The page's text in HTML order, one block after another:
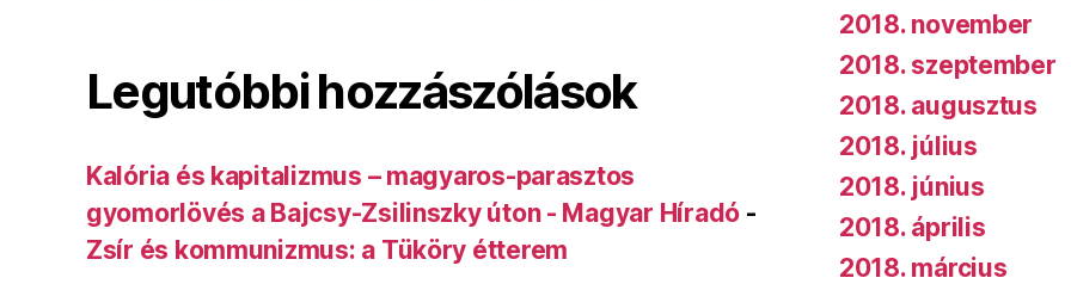
Legutóbbi hozzászólások
Kalória és kapitalizmus – magyaros-parasztos
gyomorlövés a Bajcsy-Zsilinszky úton - Magyar Híradó-
Zsír és kommunizmus: a Tüköry étterem
2018. november
2018. szeptember
2018. augusztus
2018. július
2018. június
2018. április
2018. március